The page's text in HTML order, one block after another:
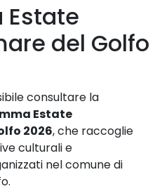
Estate
del Golfo
consultare la
Estate
2026, che raccoglie
culturali e
nel comune di